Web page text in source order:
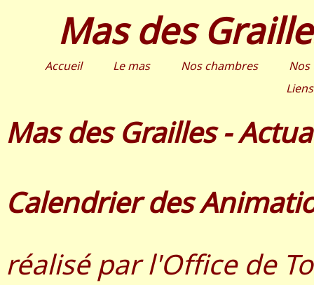
Mas des
Accueil Le mas Nos chambres
Nos
Liens
Mas des Grailles -
Calendrier des
réalisé par l'Office de